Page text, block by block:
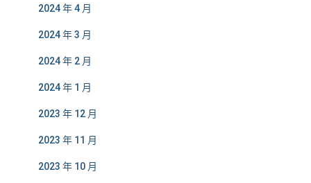
2024 年 4 月
2024 年 3 月
2024 年 2 月
2024 年 1 月
2023 年 12 月
2023 年 11 月
2023 年 10 月